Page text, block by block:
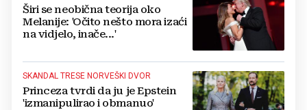
Širi se neobična teorija oko
Melanije: 'Očito nešto mora izaći
na vidjelo, inače...'
SKANDAL TRESE NORVEŠKI DVOR
Princeza tvrdi da ju je Epstein
'izmanipulirao i obmanuo'